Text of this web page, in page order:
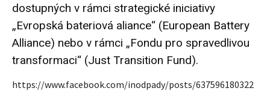
dostupných v rámci strategické iniciativy
„Evropská bateriová aliance“ (European Battery
Alliance) nebo v rámci „Fondu pro spravedlivou
transformaci“ (Just Transition Fund).
https://www.facebook.com/inodpady/posts/637596180322